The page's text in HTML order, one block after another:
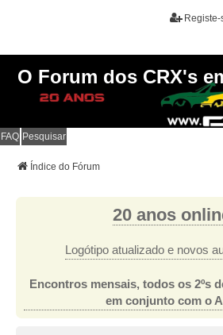
Registe-
O Forum dos CRX's
FAQ Pesquisar
Índice do Fórum
20 anos
Logótipo atualizado e novos
Encontros mensais, todos os 2ºs
em conjunto com o